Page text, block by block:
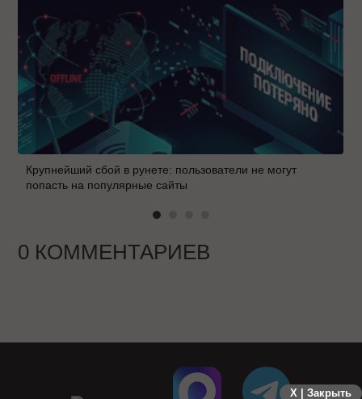
Крупнейший сбой в рунете: пользователи не могут
попасть на популярные сайты
0 КОММЕНТАРИЕВ
X | Закрыть